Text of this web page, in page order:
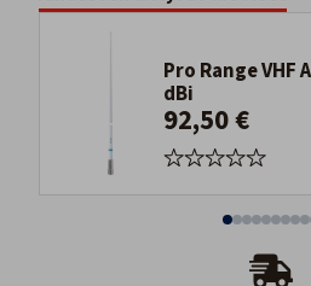
Pro Range VHF
dBi
92,50 €